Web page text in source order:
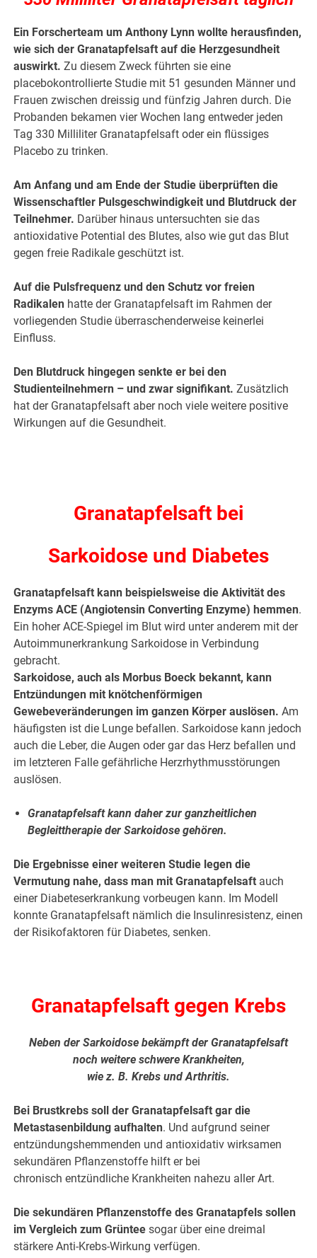
Ein Forscherteam um Anthony Lynn wollte herausfinden,
wie sich der Granatapfelsaft auf die Herzgesundheit
auswirkt.Zu diesem Zweck führten sie eine
placebokontrollierte Studie mit 51 gesunden Männer und
Frauen zwischen dreissig und fünfzig Jahren durch. Die
Probanden bekamen vier Wochen lang entweder jeden
Tag 330 Milliliter Granatapfelsaft oder ein flüssiges
Placebo zu trinken.
Am Anfang und am Ende der Studie überprüften die
Wissenschaftler Pulsgeschwindigkeit und Blutdruck der
Teilnehmer. Darüber hinaus untersuchten sie das
antioxidative Potential des Blutes, also wie gut das Blut
gegen freie Radikale geschützt ist.
Auf die Pulsfrequenz und den Schutz vor freien
Radikalen hatte der Granatapfelsaft im Rahmen der
vorliegenden Studie überraschenderweise keinerlei
Einfluss.
Den Blutdruck hingegen senkte er bei den
Studienteilnehmern – und zwar signifikant. Zusätzlich
hat der Granatapfelsaft aber noch viele weitere positive
Wirkungen auf die Gesundheit.
Granatapfelsaft bei
Sarkoidose und Diabetes
Granatapfelsaft kann beispielsweise die Aktivität des
Enzyms ACE (Angiotensin Converting Enzyme) hemmen.
Ein hoher ACE-Spiegel im Blut wird unter anderem mit der
Autoimmunerkrankung Sarkoidose in Verbindung
gebracht.
Sarkoidose, auch als Morbus Boeck bekannt, kann
Entzündungen mit knötchenförmigen
Gewebeveränderungen im ganzen Körper auslösen. Am
häufigsten ist die Lunge befallen. Sarkoidose kann jedoch
auch die Leber, die Augen oder gar das Herz befallen und
im letzteren Falle gefährliche Herzrhythmusstörungen
auslösen.
Granatapfelsaft kann daher zur ganzheitlichen
Begleittherapie der Sarkoidose gehören.
Die Ergebnisse einer weiteren Studie legen die
Vermutung nahe, dass man mit Granatapfelsaft auch
einer Diabeteserkrankung vorbeugen kann. Im Modell
konnte Granatapfelsaft nämlich die Insulinresistenz, einen
der Risikofaktoren für Diabetes, senken.
Granatapfelsaft gegen Krebs
Neben der Sarkoidose bekämpft der Granatapfelsaft
noch weitere schwere Krankheiten,
wie z. B. Krebs und Arthritis.
Bei Brustkrebs soll der Granatapfelsaft gar die
Metastasenbildung aufhalten. Und aufgrund seiner
entzündungshemmenden und antioxidativ wirksamen
sekundären Pflanzenstoffe hilft er bei
chronisch entzündliche Krankheiten nahezu aller Art.
Die sekundären Pflanzenstoffe des Granatapfels sollen
im Vergleich zum Grüntee sogar über eine dreimal
stärkere Anti-Krebs-Wirkung verfügen.